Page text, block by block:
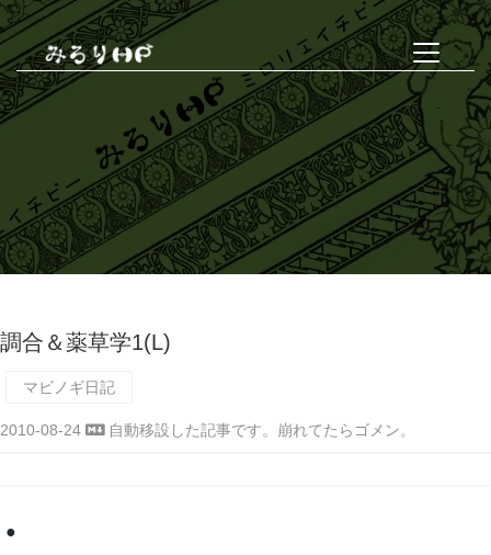
調合＆薬草学1(L)
マビノギ日記
2010-08-24 自動移設した記事です。崩れてたらゴメン。
●